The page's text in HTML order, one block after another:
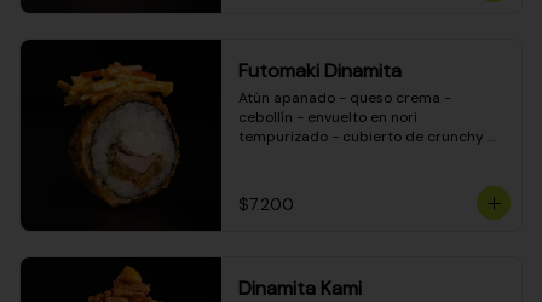
Futomaki Dinamita
Atún apanado - queso crema -
cebollín - envuelto en nori
tempurizado - cubierto de crunchy
$7.200
Dinamita Kami